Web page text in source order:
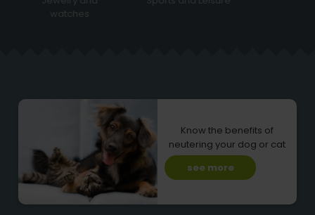
Know the benefits of
neutering your dog or cat
see more